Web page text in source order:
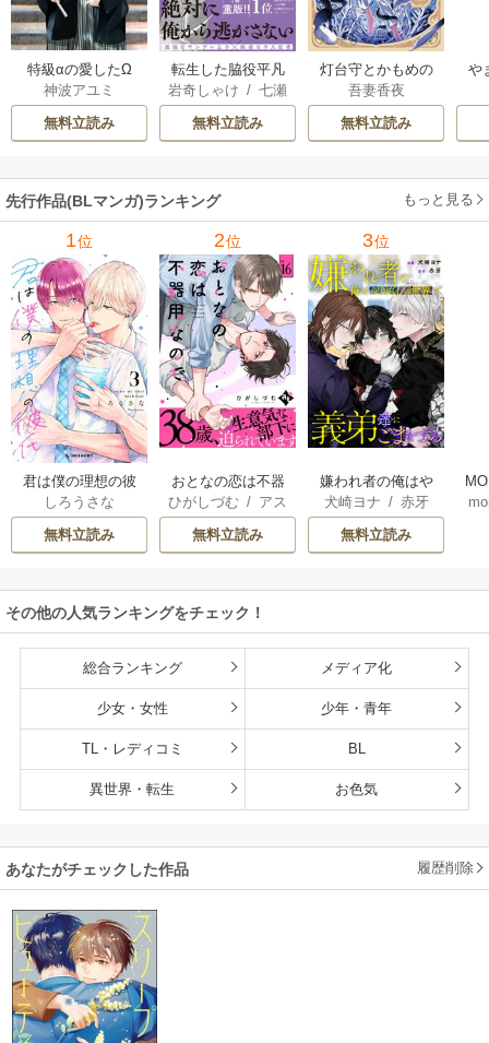
特級αの愛したΩ
神波アユミ
無料立読み
転生した脇役平凡
な僕は、美形第二
王子をヤンデレに
してしまった【シ
岩奇しゃけ /七瀬
おむ
無料立読み
灯台守とかもめの
子
吾妻香夜
無料立読み
や
先行作品(BLマンガ)ランキング もっと見る
1位
君は僕の理想の彼
氏
しろうさな
無料立読み
2位
おとなの恋は不器
用なので
ひがしづむ / アス
ティル編集部
無料立読み
3位
嫌われ者の俺はや
り直しの世界で義
弟達にごまをする
（分冊版）
犬崎ヨナ / 赤牙
無料立読み
その他の人気ランキングをチェック！
総合ランキング メディア化
少女・女性 少年・青年
TL・レディコミ BL
異世界・転生 お色気
あなたがチェックした作品 履歴削除